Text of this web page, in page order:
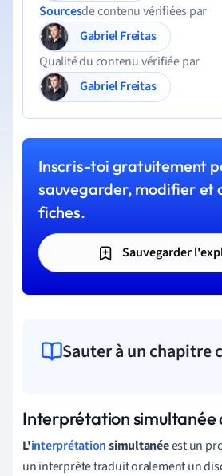
Sourcesde contenu vérifiées par
Gabriel Freitas
Qualité du contenu vérifiée par
Gabriel Freitas
Inscris-toi gratuitement
sauvegarder, modifier et
fiches.
Sauvegarder
Sauter à un chapitre
Interprétation simultanée
L'interprétationsimultanéeest un
un interprète traduit oralement un